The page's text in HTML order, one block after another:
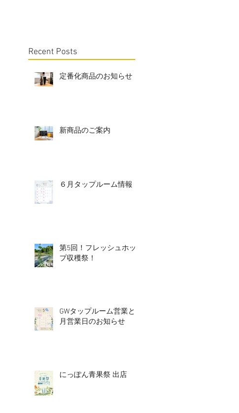
Recent Posts
定番化商品のお知らせ
新商品のご案内
６月タップルーム情報
第5回！フレッシュホッ
プ収穫祭！
GWタップルーム営業と5
月営業日のお知らせ
にっぽん青果祭 出店